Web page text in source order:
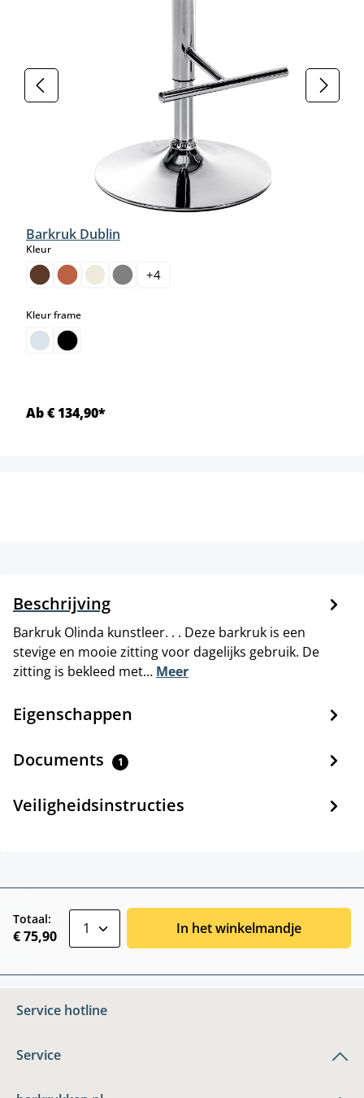
Barkruk Dublin
Kleurselect
+4
Kleur frameselect
Ab € 134,90*
Beschrijving
Barkruk Olinda kunstleer. . . Deze barkruk is een
stevige en mooie zitting voor dagelijks gebruik. De
zitting is bekleed met… Meer
Eigenschappen
Documents 1
Veiligheidsinstructies
Totaal:
€ 75,90 In het winkelmandje
Service hotline
Service